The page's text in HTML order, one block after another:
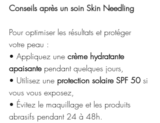
Conseils après un soin Skin Needling
Pour optimiser les résultats et protéger
votre peau :
• Appliquez une crème hydratante
apaisante pendant quelques jours,
• Utilisez une protection solaire SPF 50 si
vous vous exposez,
• Évitez le maquillage et les produits
abrasifs pendant 24 à 48h.